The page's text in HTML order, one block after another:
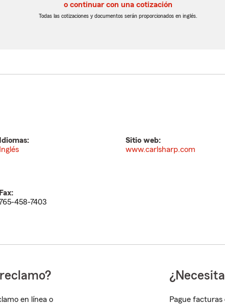
postal
de
postal
de
o continuar con una cotización
Todas las cotizaciones y documentos serán proporcionados en inglés.
Idiomas:
Inglés
Sitio web:
www.carlsharp.com
Fax:
458-7403
en línea o
Pague facturas